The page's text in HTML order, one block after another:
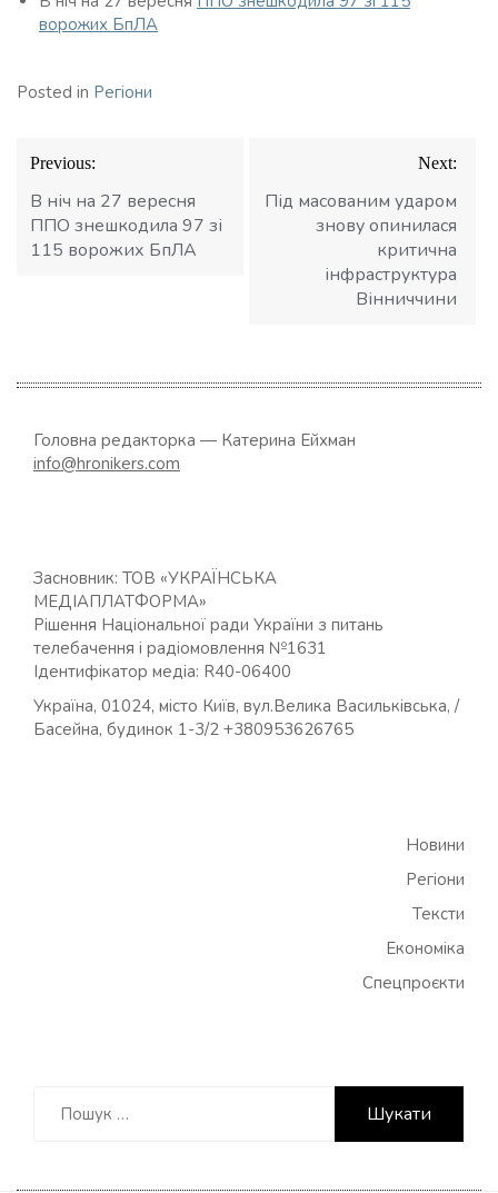
ворожих БпЛА
Posted in Регіони
Навігація
записів
Previous:
В ніч на 27 вересня
ППО знешкодила 97 зі
115 ворожих БпЛА
Next:
Під масованим ударом
знову опинилася
критична
інфраструктура
Вінниччини
Головна редакторка — Катерина Ейхман
info@hronikers.com
Засновник: ТОВ «УКРАЇНСЬКА
МЕДІАПЛАТФОРМА»
Рішення Національної ради України з питань
телебачення і радіомовлення №1631
Ідентифікатор медіа: R40-06400
Україна, 01024, місто Київ, вул.Велика Васильківська, /
Басейна, будинок 1-3/2 +380953626765
Новини
Регіони
Тексти
Економіка
Спецпроєкти